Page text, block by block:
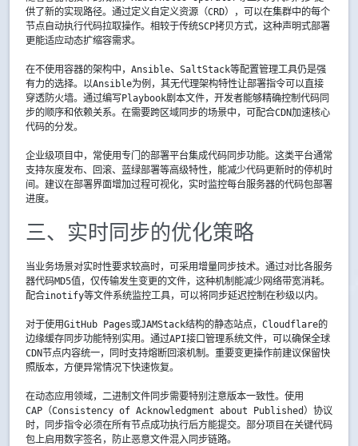
供了新的实现路径。通过定义自定义资源（CRD），可以在集群中的每个
节点自动执行代码拉取操作。相较于传统SCP拷贝方式，这种声明式部署
更能适应动态扩缩容需求。
在不使用容器的架构中，Ansible、SaltStack等配置管理工具仍是强
有力的选择。以Ansible为例，其无代理架构特性让部署指令可以直接
穿透防火墙。通过编写Playbook剧本文件，开发者能够精确控制代码同
步的顺序和依赖关系。在需要跨区域同步的场景中，可配合CDN加速核心
代码的分发。
企业级项目中，常使用专门的部署平台集成代码同步功能。这类平台通常
支持灰度发布、回滚、蓝绿部署等高级特性，能减少代码更新时的停机时
间。建议在部署界面增加过程可视化，实时监控每台服务器的代码包部署
进度。
三、实时同步的优化策略
当业务场景对实时性要求较高时，可采用增量同步技术。通过对比各服务
器代码MD5值，仅传输发生变更的文件，这种机制能减少网络带宽消耗。
配合inotify等文件系统监控工具，可以将同步延迟控制在秒级以内。
对于使用GitHub Pages或JAMStack结构的静态站点，Cloudflare的
边缘缓存同步功能特别实用。通过API接口管理系统文件，可以确保全球
CDN节点内容统一，同时支持熔断回滚机制。重要变更操作前建议保留快
照版本，方便异常情况下快速恢复。
在动态应用领域，二进制文件同步需要特别注意版本一致性。使用
CAP（Consistency of Acknowledgment about Published）协议
时，同步指令必须在所有节点成功执行后方能提交。部分项目在关键代码
包上启用数字签名，防止恶意文件混入同步链路。